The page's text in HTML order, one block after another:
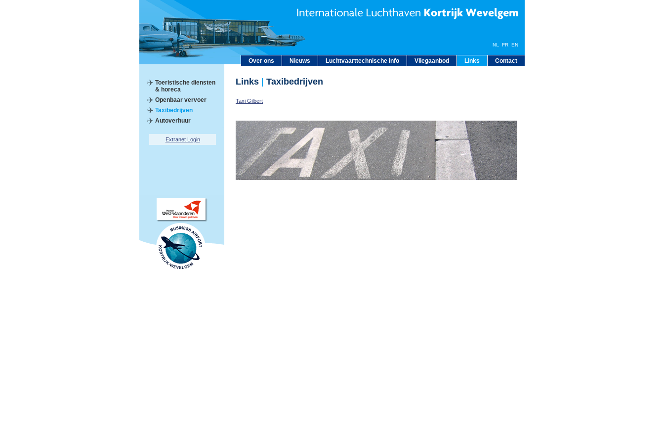
Over ons Nieuws Luchtvaarttechnische info Vliegaanbod Links Contact
NL FR EN
Toeristische diensten
& horeca
Openbaar vervoer
Taxibedrijven
Autoverhuur
Extranet Login
Links Taxibedrijven
Taxi Gilbert